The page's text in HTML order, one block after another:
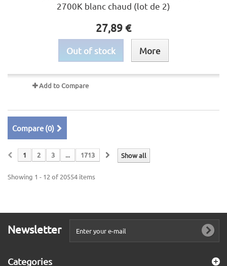
2700K blanc chaud (lot de 2)
27,89 €
Out of stock More
Add to Compare
Compare (0)
Show all
1 2 3 ... 1713
Showing 1 - 12 of 20554 items
Newsletter
Categories